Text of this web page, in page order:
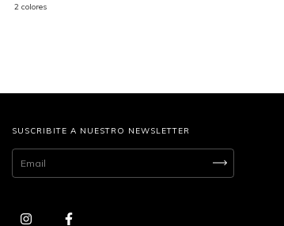
2 colores
SUSCRIBITE A NUESTRO NEWSLETTER